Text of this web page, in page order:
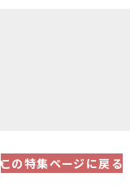
この特集ページに戻る